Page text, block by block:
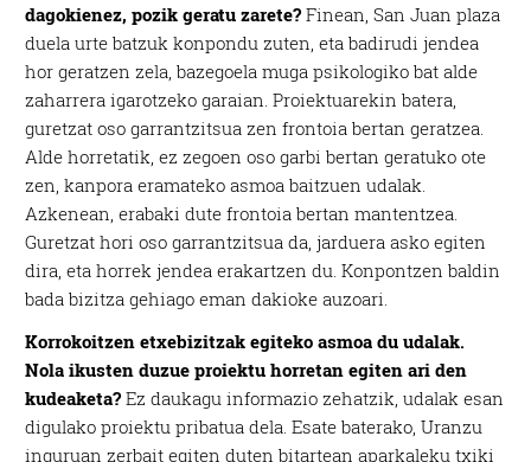
dagokienez, pozik geratu zarete?Finean, San Juan plaza
duela urte batzuk konpondu zuten, eta badirudi jendea
hor geratzen zela, bazegoela muga psikologiko bat alde
zaharrera igarotzeko garaian. Proiektuarekin batera,
guretzat oso garrantzitsua zen frontoia bertan geratzea.
Alde horretatik, ez zegoen oso garbi bertan geratuko ote
zen, kanpora eramateko asmoa baitzuen udalak.
Azkenean, erabaki dute frontoia bertan mantentzea.
Guretzat hori oso garrantzitsua da, jarduera asko egiten
dira, eta horrek jendea erakartzen du. Konpontzen baldin
bada bizitza gehiago eman dakioke auzoari.
Korrokoitzen etxebizitzak egiteko asmoa du udalak.
Nola ikusten duzue proiektu horretan egiten ari den
kudeaketa?Ez daukagu informazio zehatzik, udalak esan
digulako proiektu pribatua dela. Esate baterako, Uranzu
inguruan zerbait egiten duten bitartean aparkaleku txiki